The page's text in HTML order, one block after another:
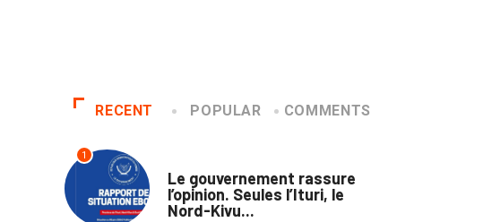
RECENT POPULAR COMMENTS
1
Le gouvernement rassure
l’opinion. Seules l’Ituri, le
Nord-Kivu...